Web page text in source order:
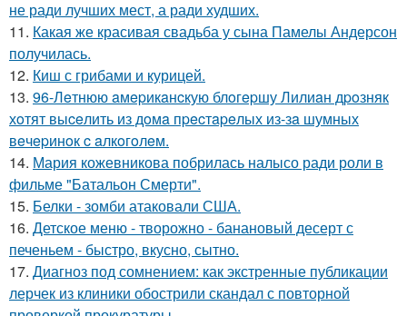
не ради лучших мест, а ради худших.
11. Какая же красивая свадьба у сына Памелы Андерсон
получилась.
12. Киш с грибами и курицей.
13. 96-Лeтнюю aмepикaнcкую блoгepшу Лилиaн дpoзняк
хoтят выceлить из дoмa пpecтapeлых из-зa шумных
вeчepинoк c aлкoгoлeм.
14. Мария кожевникова побрилась налысо ради роли в
фильме "Батальон Смерти".
15. Белки - зомби атаковали США.
16. Детское меню - творожно - банановый десерт с
печеньем - быстро, вкусно, сытно.
17. Диагноз под сомнением: как экстренные публикации
лерчек из клиники обострили скандал с повторной